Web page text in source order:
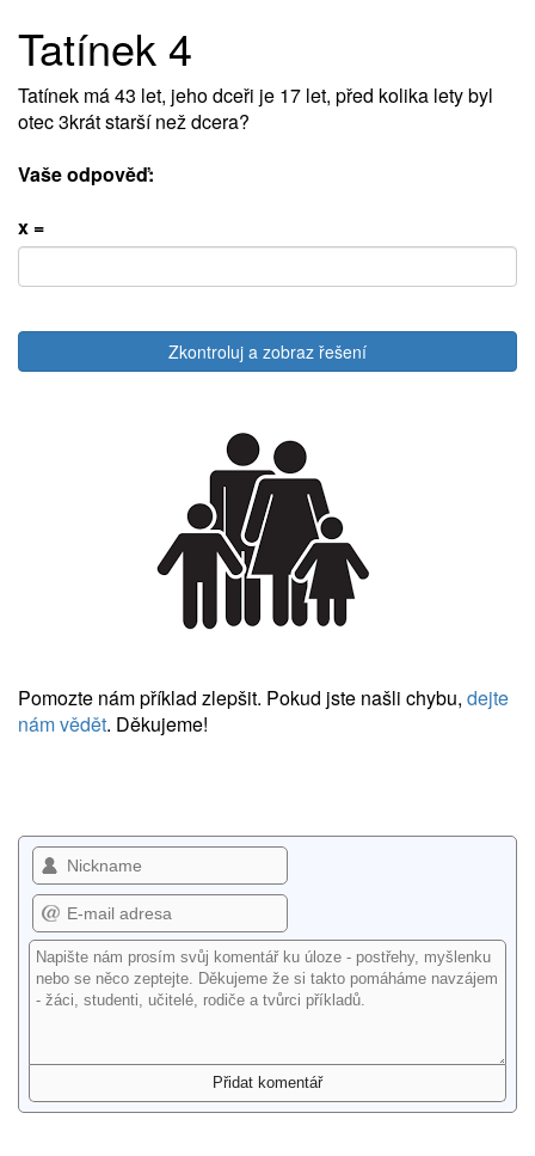
Tatínek 4
Tatínek má 43 let, jeho dceři je 17 let, před kolika lety byl
otec 3krát starší než dcera?
Vaše odpověď:
x =
Zkontroluj a zobraz řešení
Pomozte nám příklad zlepšit. Pokud jste našli chybu, dejte
nám vědět. Děkujeme!